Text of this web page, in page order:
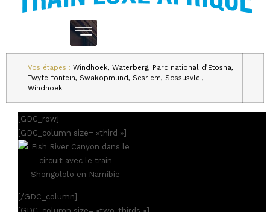
Vos étapes : Windhoek, Waterberg, Parc national d’Etosha,
Twyfelfontein, Swakopmund, Sesriem, Sossusvlei,
Windhoek
[GDC_row]
[GDC_column size= »third »]
[/GDC_column]